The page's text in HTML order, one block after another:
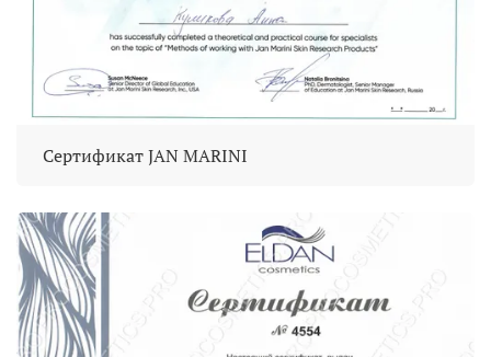
Сертификат JAN MARINI